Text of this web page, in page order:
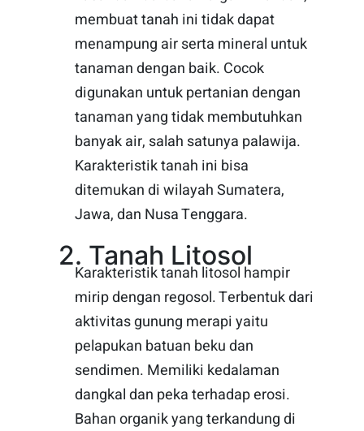
membuat tanah ini tidak dapat
menampung air serta mineral untuk
tanaman dengan baik. Cocok
digunakan untuk pertanian dengan
tanaman yang tidak membutuhkan
banyak air, salah satunya palawija.
Karakteristik tanah ini bisa
ditemukan di wilayah Sumatera,
Jawa, dan Nusa Tenggara.
2. Tanah Litosol
Karakteristik tanah litosol hampir
mirip dengan regosol. Terbentuk dari
aktivitas gunung merapi yaitu
pelapukan batuan beku dan
sendimen. Memiliki kedalaman
dangkal dan peka terhadap erosi.
Bahan organik yang terkandung di